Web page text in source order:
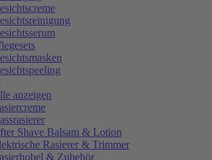
anzeigen
Shave Balsam & Lotion
Rasierer & Trimmer
& Zubehör